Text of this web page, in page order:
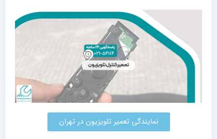
نمایندگی تعمیر تلویزیون در تهران